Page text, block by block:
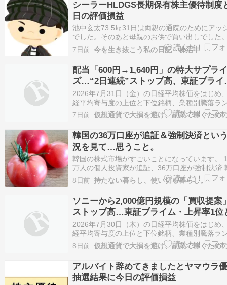
均株価は、SOX指数の上昇やアドバ…
シーラーHLDGS長期保有株主優待制度
日の評価損益
池中玄太73.5㎏31日は両親の通院のためにアッ
でした。そのあと母親のお供で買い出しでした
ビー小体型認知症の94歳の父は、この暑さの中
も安定しています。母親はどうも大変気が短く
ており、対処をこちらは冷静に返しております
裕を持たなければなりません。今日もまだま…
7日前 今を生き抜こう私の日記 株活中
配当「600円→1,640円」の特大サプラ
ズ…“2日連続”ストップ高、東証プライ
ム・上昇率1位となった〈半導体銘柄〉
体【7月31日の国内株式市場概況】 – 日
平均概況
2026年7月31日（金）の日経平均株価をはじめ
経平均寄与度の上位と下位銘柄、業種別騰落ラ
ング、東証プライム市場に上場している個別株
7日前
韓国の36万口座が追証＆強制決済とい
況を見て…思うこと。
韓国の株式市場がすごいことになっています。
万人の個人投資家が追証、36万口座が強制決済
レバレッジバブル崩壊 取引以上のお金にレ...
post 韓国の36万口座が追証＆強制決済という状
見て…思うこと。 first appeared on 持たない暮
し、…
8日前 持たない暮らし、使い切る暮らし。
ソニーから2,000億円規模の「買収提案
ストップ高…東証プライム・上昇率1位
った〈注目銘柄〉の正体【7月30日の国
株式市場概況】 – 日経平均概況
2026年7月30日（木）の日経平均株価をはじめ
経平均寄与度の上位と下位銘柄、業種別騰落ラ
ング、東証プライム市場に上場している個別株
8日前
アルバイト辞めてきましたとヤマウラ
抽選結果に今日の評価損益